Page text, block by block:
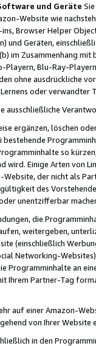
und Geräte
Website wie
Browser Helper
und Geräten,
im Zusammenhang
Blu-Ray-
ohne ausdrückliche
oder
ausschließliche
ergänzen, löschen
so
wird. Einige Arten von
der nicht als
des
unentzifferbar
die
weitergeben,
(einschließlich
Networking-
Programminhalte an
Ihrem Partner-Tag
auf einer Amazon-
von Ihrer
in den